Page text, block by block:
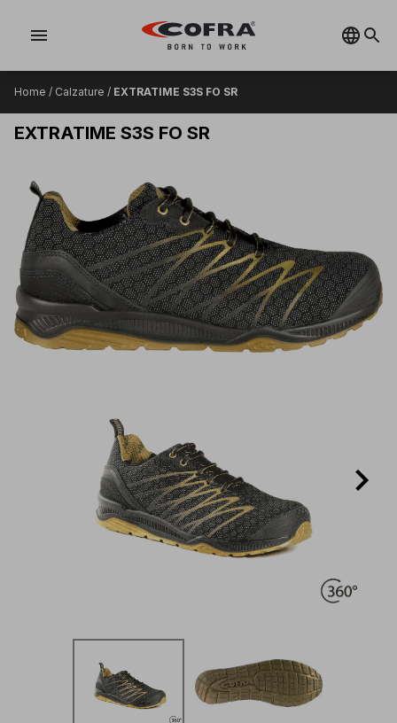
menu
Home / Calzature / EXTRATIME S3S FO SR
EXTRATIME S3S FO SR